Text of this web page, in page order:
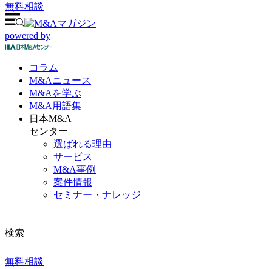
無料相談
powered by
コラム
M&Aニュース
M&Aを学ぶ
M&A 用語集
日本M&A
センター
選ばれる理由
サービス
M&A事例
案件情報
セミナー・ナレッジ
検索
無料相談